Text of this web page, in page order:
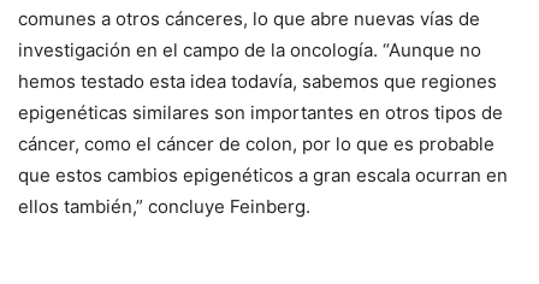
comunes a otros cánceres, lo que abre nuevas vías de
investigación en el campo de la oncología. “Aunque no
hemos testado esta idea todavía, sabemos que regiones
epigenéticas similares son importantes en otros tipos de
cáncer, como el cáncer de colon, por lo que es probable
que estos cambios epigenéticos a gran escala ocurran en
ellos también,” concluye Feinberg.